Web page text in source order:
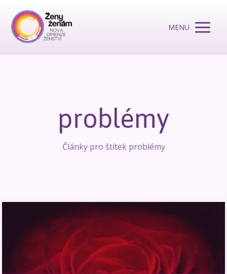
MENU
problémy
Články pro štítek problémy